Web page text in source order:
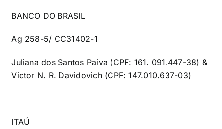
BANCO DO BRASIL
Ag 258-5/ CC31402-1
Juliana dos Santos Paiva (CPF: 161. 091.447-38) &
Victor N. R. Davidovich (CPF: 147.010.637-03)
ITAÚ